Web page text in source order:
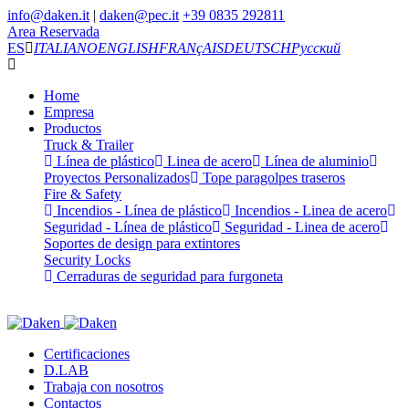
info@daken.it | daken@pec.it +39 0835 292811
Area Reservada
ES
ITALIANOENGLISHFRANçAISDEUTSCHРусский
Home
Empresa
Productos
Truck & Trailer
Línea de plástico
Linea de acero
Línea de aluminio
Proyectos Personalizados
Tope paragolpes traseros
Fire & Safety
Incendios - Línea de plástico
Incendios - Linea de acero
Seguridad - Línea de plástico
Seguridad - Linea de acero
Soportes de design para extintores
Security Locks
Cerraduras de seguridad para furgoneta
Certificaciones
D.LAB
Trabaja con nosotros
Contactos